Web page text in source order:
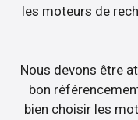
les moteurs de
Nous devons être
bon
bien choisir les